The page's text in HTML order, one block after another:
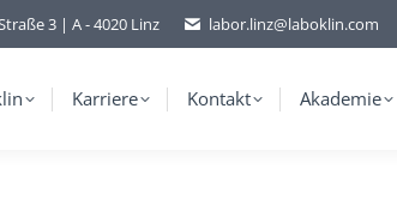
3 | A - 4020 Linz labor.linz@laboklin.com
Karriere Kontakt Akademie